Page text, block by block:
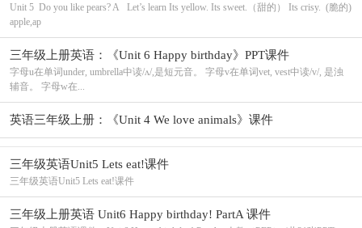
Unit 5 Do you like pears? A Let’s learn Its yellow. Its sweet.（甜的） Its crisy. (脆的)
apple,ap
三年级上册英语：《Unit 6 Happy birthday》PPT课件
字母u在单词under, umbrella中读/ʌ/,是短元音。 字母v在单词vet, vest中读/v/, 是浊
辅音。 字母w在...
英语三年级上册：《Unit 4 We love animals》课件
三年级英语Unit5 Lets eat!课件
三年级英语Unit5 Lets eat!课件
三年级上册英语 Unit6 Happy birthday! PartA 课件